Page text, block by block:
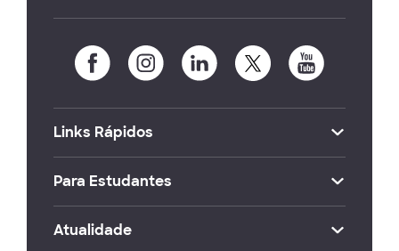
Links Rápidos
Para Estudantes
Atualidade